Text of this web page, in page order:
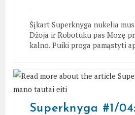
Šįkart Superknyga nukelia
Džoja ir Robotuku pas Mozę
kalno. Puiki proga pamąstyti
Superknyga #1/